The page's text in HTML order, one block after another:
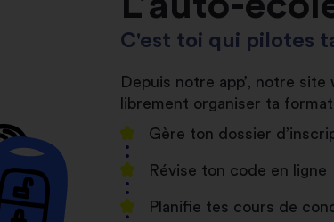
C'est toi qui pilotes
Depuis notre app’, notre
librement organiser ta
Gère ton dossier
Révise ton code en ligne
Planifie tes cours de